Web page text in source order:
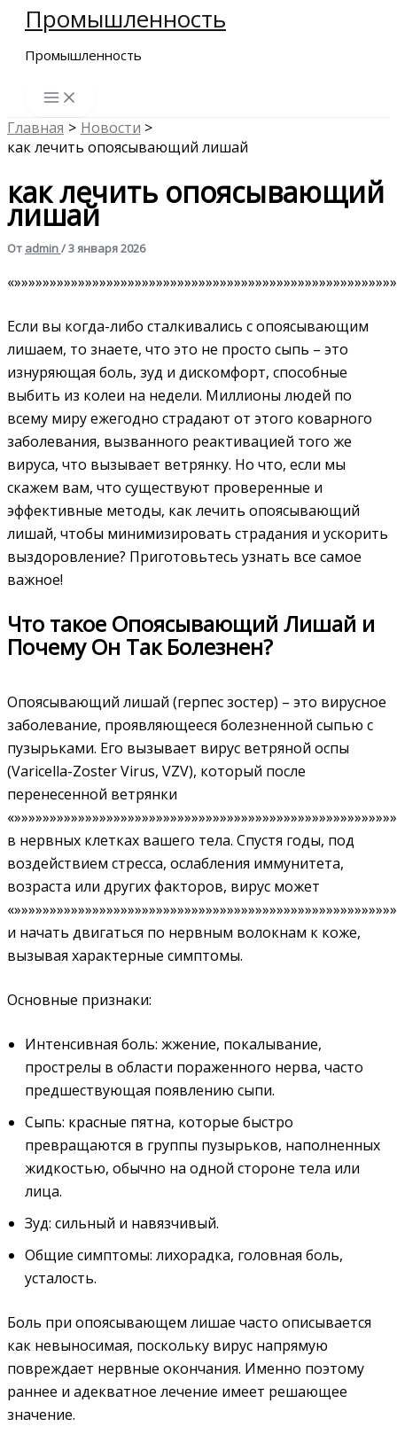
Перейти
содержимому
Промышленность
Промышленность
Главная
Новости
как лечить опоясывающий лишай
как лечить опоясывающий
лишай
От admin/3 января 2026
Если вы когда-либо сталкивались с опоясывающим
лишаем, то знаете, что это не просто сыпь – это
изнуряющая боль, зуд и дискомфорт, способные
выбить из колеи на недели. Миллионы людей по
всему миру ежегодно страдают от этого коварного
заболевания, вызванного реактивацией того же
вируса, что вызывает ветрянку. Но что, если мы
скажем вам, что существуют проверенные и
эффективные методы, как лечить опоясывающий
лишай, чтобы минимизировать страдания и ускорить
выздоровление? Приготовьтесь узнать все самое
важное!
Что такое Опоясывающий Лишай и
Почему Он Так Болезнен?
Опоясывающий лишай (герпес зостер) – это вирусное
заболевание, проявляющееся болезненной сыпью с
пузырьками. Его вызывает вирус ветряной оспы
(Varicella-Zoster Virus, VZV), который после
перенесенной ветрянки
в нервных клетках вашего тела. Спустя годы, под
воздействием стресса, ослабления иммунитета,
возраста или других факторов, вирус может
и начать двигаться по нервным волокнам к коже,
вызывая характерные симптомы.
Основные признаки:
Интенсивная боль: жжение, покалывание,
прострелы в области пораженного нерва, часто
предшествующая появлению сыпи.
Сыпь: красные пятна, которые быстро
превращаются в группы пузырьков, наполненных
жидкостью, обычно на одной стороне тела или
лица.
Зуд: сильный и навязчивый.
Общие симптомы: лихорадка, головная боль,
усталость.
Боль при опоясывающем лишае часто описывается
как невыносимая, поскольку вирус напрямую
повреждает нервные окончания. Именно поэтому
раннее и адекватное лечение имеет решающее
значение.